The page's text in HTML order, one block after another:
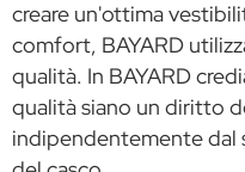
creare un'ottima
comfort, BAYARD
qualità. In BAYARD
qualità siano un diritto
indipendentemente dal